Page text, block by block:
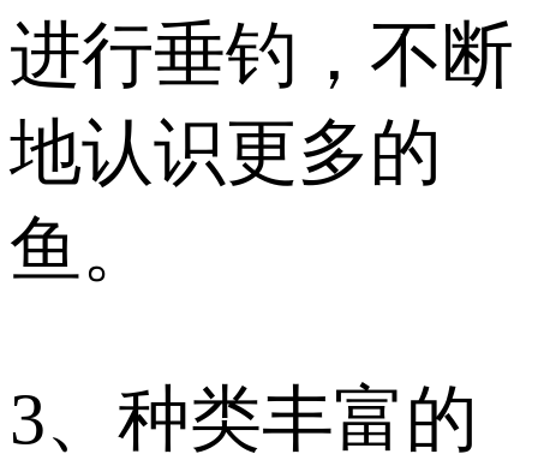
进行垂钓，不断
地认识更多的
鱼。
3、种类丰富的